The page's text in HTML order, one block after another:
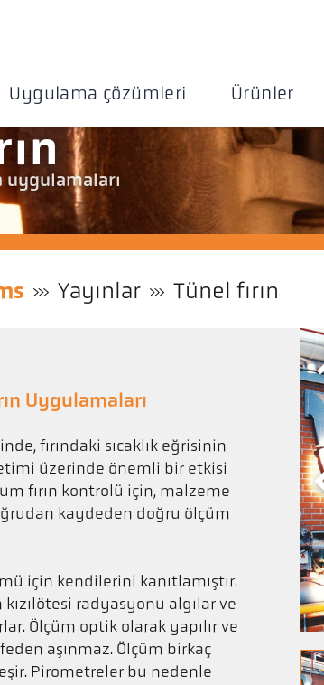
Uygulama çözümleri Ürünler
uygulamaları
Yayınlar Tünel fırın
Uygulamaları
fırındaki sıcaklık eğrisinin
üzerinde önemli bir etkisi
fırın kontrolü için, malzeme
kaydeden doğru ölçüm
için kendilerini kanıtlamıştır.
radyasyonu algılar ve
Ölçüm optik olarak yapılır ve
aşınmaz. Ölçüm birkaç
Pirometreler bu nedenle